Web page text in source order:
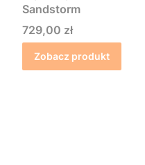
Sandstorm
Cena
729,00 zł
Zobacz produkt